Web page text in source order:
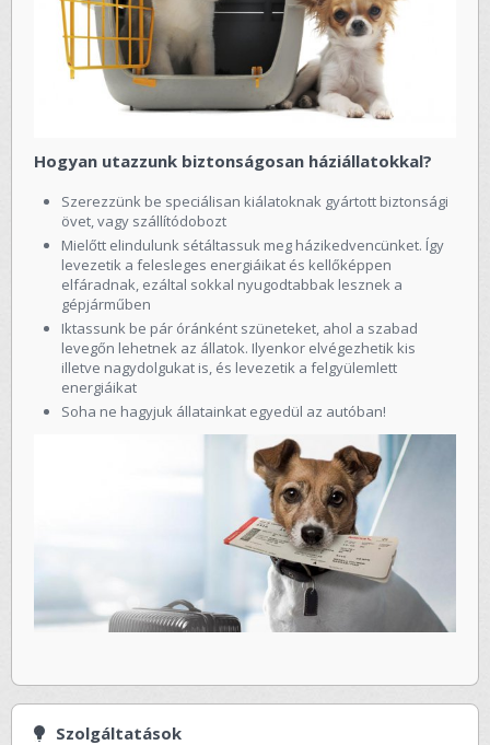
Hogyan utazzunk biztonságosan háziállatokkal?
Szerezzünk be speciálisan kiálatoknak gyártott biztonsági
övet, vagy szállítódobozt
Mielőtt elindulunk sétáltassuk meg házikedvencünket. Így
levezetik a felesleges energiáikat és kellőképpen
elfáradnak, ezáltal sokkal nyugodtabbak lesznek a
gépjárműben
Iktassunk be pár óránként szüneteket, ahol a szabad
levegőn lehetnek az állatok. Ilyenkor elvégezhetik kis
illetve nagydolgukat is, és levezetik a felgyülemlett
energiáikat
Soha ne hagyjuk állatainkat egyedül az autóban!
Szolgáltatások